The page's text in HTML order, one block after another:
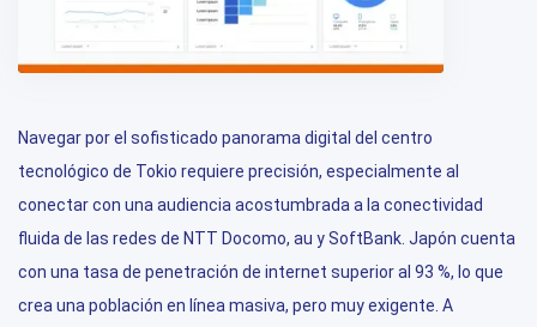
Navegar por el sofisticado panorama digital del centro
tecnológico de Tokio requiere precisión, especialmente al
conectar con una audiencia acostumbrada a la conectividad
fluida de las redes de NTT Docomo, au y SoftBank. Japón cuenta
con una tasa de penetración de internet superior al 93 %, lo que
crea una población en línea masiva, pero muy exigente. A